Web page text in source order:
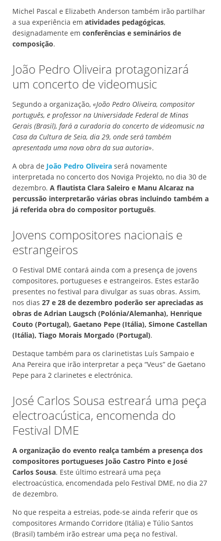
Michel Pascal e Elizabeth Anderson também irão partilhar
a sua experiência em atividades pedagógicas,
designadamente em conferências e seminários de
composição.
João Pedro Oliveira protagonizará
um concerto de videomusic
Segundo a organização, «João Pedro Oliveira, compositor
português, e professor na Universidade Federal de Minas
Gerais (Brasil), fará a curadoria do concerto de videomusic na
Casa da Cultura de Seia, dia 29, onde será também
apresentada uma nova obra da sua autoria».
A obra de João Pedro Oliveira será novamente
interpretada no concerto dos Noviga Projekto, no dia 30 de
dezembro. A flautista Clara Saleiro e Manu Alcaraz na
percussão interpretarão várias obras incluindo também a
já referida obra do compositor português.
Jovens compositores nacionais e
estrangeiros
O Festival DME contará ainda com a presença de jovens
compositores, portugueses e estrangeiros. Estes estarão
presentes no festival para divulgar as suas obras. Assim,
nos dias 27 e 28 de dezembro poderão ser apreciadas as
obras de Adrian Laugsch (Polónia/Alemanha), Henrique
Couto (Portugal), Gaetano Pepe (Itália), Simone Castellan
(Itália), Tiago Morais Morgado (Portugal).
Destaque também para os clarinetistas Luís Sampaio e
Ana Pereira que irão interpretar a peça “Veus” de Gaetano
Pepe para 2 clarinetes e electrónica.
José Carlos Sousa estreará uma peça
electroacústica, encomenda do
Festival DME
A organização do evento realça também a presença dos
compositores portugueses João Castro Pinto e José
Carlos Sousa. Este último estreará uma peça
electroacústica, encomendada pelo Festival DME, no dia 27
de dezembro.
No que respeita a estreias, pode-se ainda referir que os
compositores Armando Corridore (Itália) e Túlio Santos
(Brasil) também irão estrear uma peça no festival.